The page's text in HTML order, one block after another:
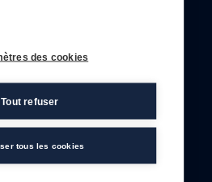
des cookies
Tout refuser
tous les cookies